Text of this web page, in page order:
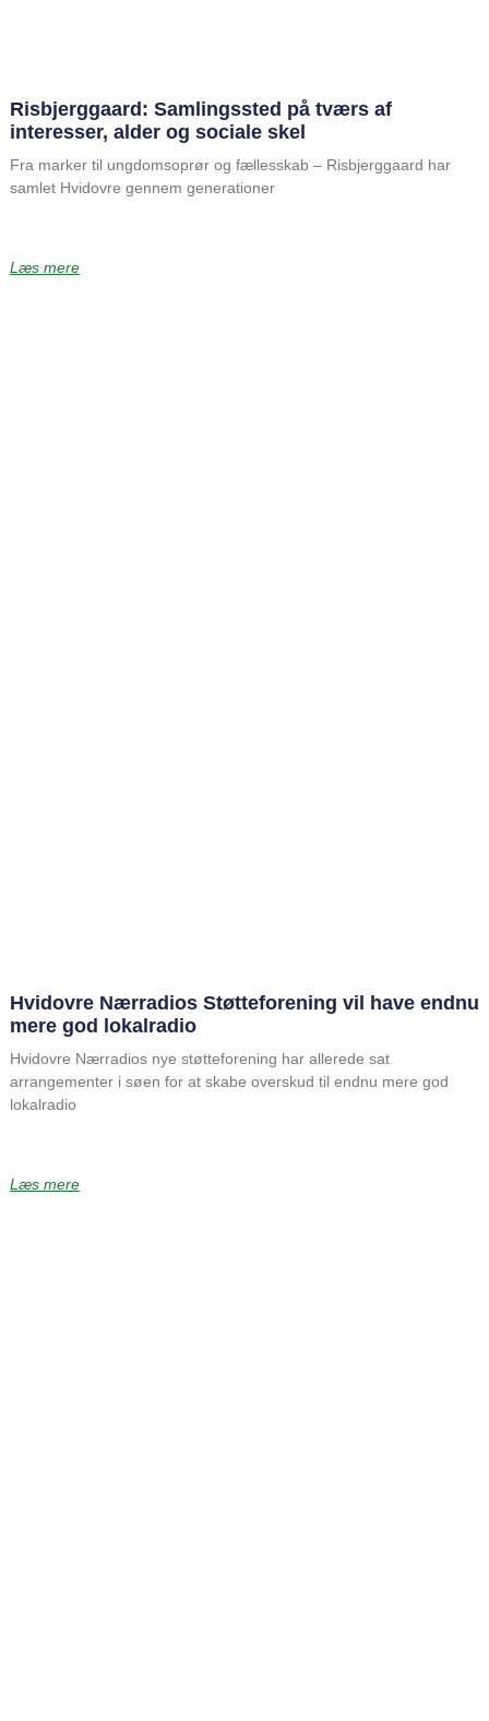
Risbjerggaard: Samlingssted på tværs af
interesser, alder og sociale skel
Fra marker til ungdomsoprør og fællesskab – Risbjerggaard har
samlet Hvidovre gennem generationer
Læs mere
Hvidovre Nærradios Støtteforening vil have endnu
mere god lokalradio
Hvidovre Nærradios nye støtteforening har allerede sat
arrangementer i søen for at skabe overskud til endnu mere god
lokalradio
Læs mere